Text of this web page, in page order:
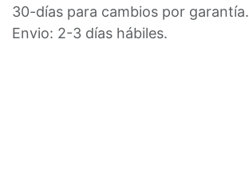
30-días para cambios por garantía.
Envio: 2-3 días hábiles.